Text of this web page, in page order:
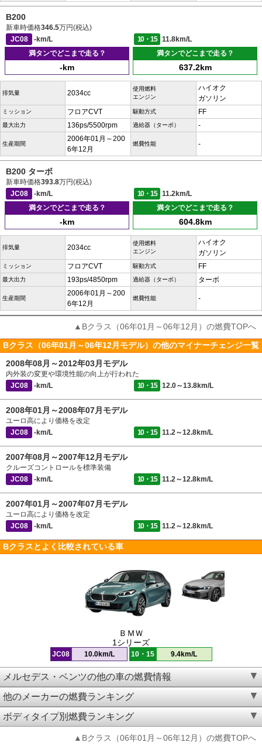
B200
新車時価格346.5万円(税込)
JC08
-km/L 10・15
11.8km/L
満タンでどこまで走る？
-km
満タンでどこまで走る？
637.2km
排気量 2034cc
使用燃料
エンジン
ハイオク
ガソリン
ミッション フロアCVT 駆動方式 FF
最大出力 136ps/5500rpm 過給器（ターボ） -
生産期間
2006年01月～200
6年12月
燃費性能 -
B200 ターボ
新車時価格393.8万円(税込)
JC08
-km/L 10・15
11.2km/L
満タンでどこまで走る？
-km
満タンでどこまで走る？
604.8km
排気量 2034cc
使用燃料
エンジン
ハイオク
ガソリン
ミッション フロアCVT 駆動方式 FF
最大出力 193ps/4850rpm 過給器（ターボ） ターボ
生産期間
2006年01月～200
6年12月
燃費性能 -
▲Bクラス（06年01月～06年12月）の燃費TOPへ
Bクラス（06年01月～06年12月モデル）の他のマイナーチェンジ一覧
2008年08月～2012年03月モデル
内外装の変更や環境性能の向上が行われた
JC08
-km/L 10・15 12.0～13.8km/L
2008年01月～2008年07月モデル
ユーロ高により価格を改定
JC08
-km/L 10・15 11.2～12.8km/L
2007年08月～2007年12月モデル
クルーズコントロールを標準装備
JC08
-km/L 10・15 11.2～12.8km/L
2007年01月～2007年07月モデル
ユーロ高により価格を改定
JC08
-km/L 10・15 11.2～12.8km/L
Bクラスとよく比較されている車
ＢＭＷ
1シリーズ
JC08 10.0km/L 10・15 9.4km/L
メルセデス・ベンツの他の車の燃費情報
他のメーカーの燃費ランキング
ボディタイプ別燃費ランキング
▲Bクラス（06年01月～06年12月）の燃費TOPへ